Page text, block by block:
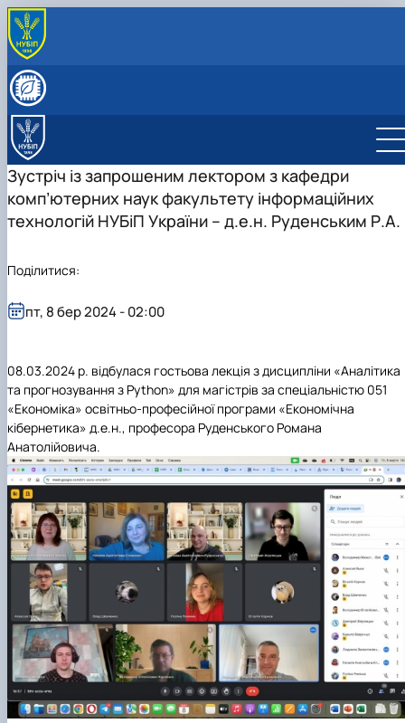
ПРО КАФЕДРУ
«Хто є хто» з кібернетиків в НУБіП України
Освітні програми
Освітні програми
Обговорення освітніх програм
НАУКОВА ДІЯЛЬНІСТЬ
Гурток Кібертонус
Аспірантура
Наукова робота студентів
МІЖНАРОДНА ДІЯЛЬНІСТЬ
НАШІ ОСВІТНІ ПРОГРАМИ
Освітня програма "Економічна кібернетика"
Освітня програма "Цифрова економіка"
АБІТУРІЄНТУ
Абітурієнту
Зустріч із запрошеним лектором з кафедри
комп’ютерних наук факультету інформаційних
технологій НУБіП України – д.е.н. Руденським Р.А.
08.03.2024 р. відбулася гостьова лекція з дисципліни «Аналітика
та прогнозування з Python» для магістрів за спеціальністю 051
«Економіка» освітньо-професійної програми «Економічна
кібернетика» д.е.н., професора Руденського Романа
Анатолійовича.
пт, 8 бер 2024 - 02:00
Поділитися: